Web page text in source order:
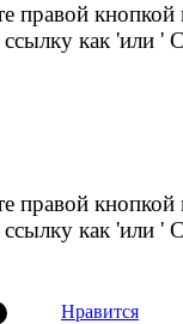
правой
как 'или '
правой
как 'или '
Нравится